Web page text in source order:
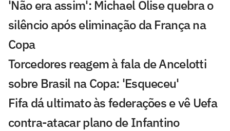
'Não era assim': Michael Olise quebra o
silêncio após eliminação da França na
Copa
Torcedores reagem à fala de Ancelotti
sobre Brasil na Copa: 'Esqueceu'
Fifa dá ultimato às federações e vê Uefa
contra-atacar plano de Infantino